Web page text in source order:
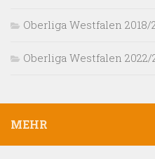
Oberliga Westfalen 2018/
Oberliga Westfalen 2022/
MEHR